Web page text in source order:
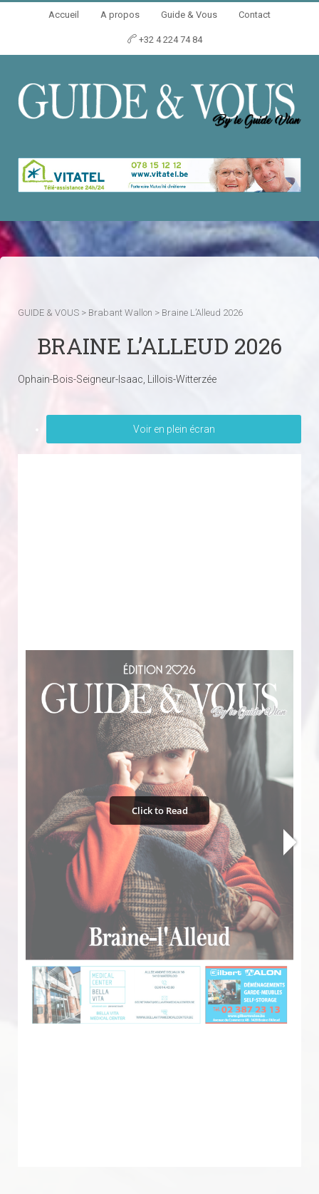
Accueil A propos Guide & Vous Contact
+32 4 224 74 84
GUIDE & VOUS > Brabant Wallon > Braine L’Alleud 2026
BRAINE L’ALLEUD 2026
Ophain-Bois-Seigneur-Isaac, Lillois-Witterzée
Voir en plein écran